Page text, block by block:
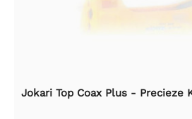
Jokari Top Coax Plus - Precieze